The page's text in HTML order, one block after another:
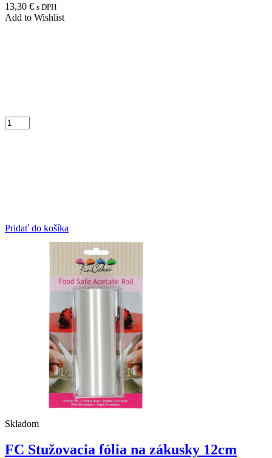
13,30 € s DPH
Add to Wishlist
Pridať do košíka
Skladom
FC Stužovacia fólia na zákusky 12cm